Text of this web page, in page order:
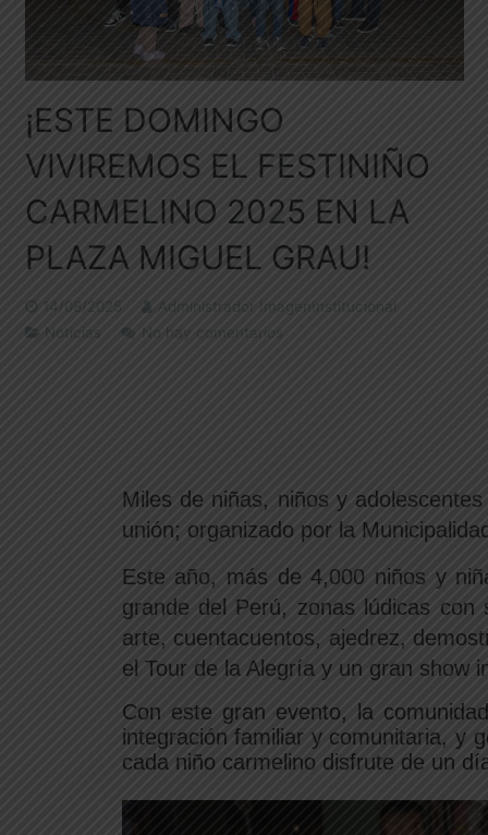
¡ESTE DOMINGO
VIVIREMOS EL FESTINIÑO
CARMELINO 2025 EN LA
PLAZA MIGUEL GRAU!
14/08/2025
Administrador ImagenInstitucional
Noticias
No hay comentarios
Miles de niñas, niños y
unión; organizado por la
Este año, más de 4,000 niños y
grande del Perú, zonas lúdicas con
arte, cuentacuentos, ajedrez,
el Tour de la Alegría y un gran show
Con este gran evento, la
integración familiar y comunitaria, y
cada niño carmelino disfrute de un